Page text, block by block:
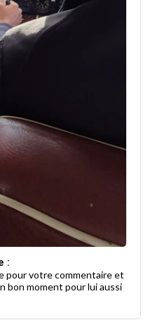
:
pour votre commentaire et
bon moment pour lui aussi